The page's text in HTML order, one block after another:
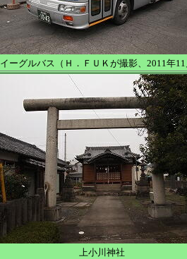
イーグルバス（Ｈ．ＦＵＫが撮影、2011年
上小川神社